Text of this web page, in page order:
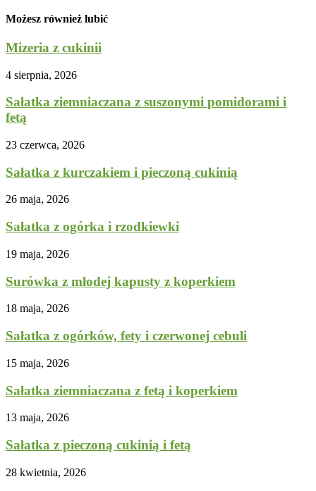
Możesz również lubić
Mizeria z cukinii
4 sierpnia, 2026
Sałatka ziemniaczana z suszonymi pomidorami i
fetą
23 czerwca, 2026
Sałatka z kurczakiem i pieczoną cukinią
26 maja, 2026
Sałatka z ogórka i rzodkiewki
19 maja, 2026
Surówka z młodej kapusty z koperkiem
18 maja, 2026
Sałatka z ogórków, fety i czerwonej cebuli
15 maja, 2026
Sałatka ziemniaczana z fetą i koperkiem
13 maja, 2026
Sałatka z pieczoną cukinią i fetą
28 kwietnia, 2026